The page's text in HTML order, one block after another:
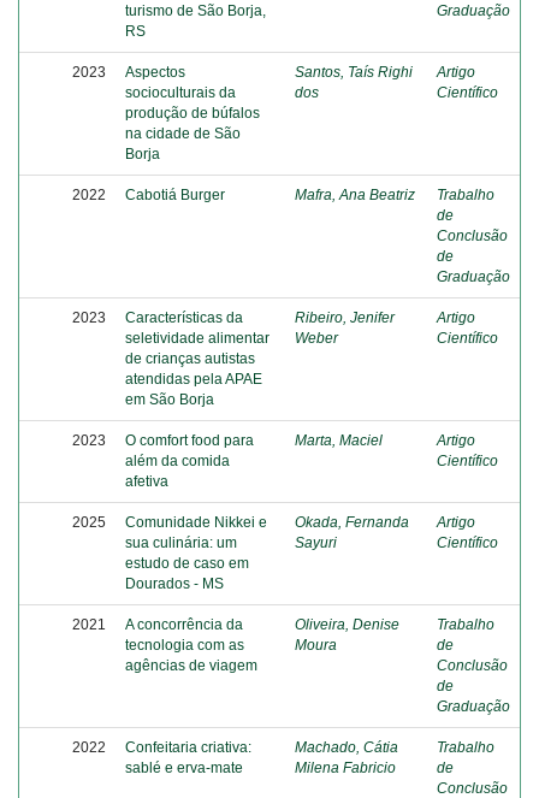
turismo de São Borja,
RS
Graduação
2023
Aspectos
socioculturais da
produção de búfalos
na cidade de São
Borja
Santos, Taís Righi
dos
Artigo
Científico
2022 Cabotiá Burger Mafra, Ana Beatriz
Trabalho
de
Conclusão
de
Graduação
2023
Características da
seletividade alimentar
de crianças autistas
atendidas pela APAE
em São Borja
Ribeiro, Jenifer
Weber
Artigo
Científico
2023
O comfort food para
além da comida
afetiva
Marta, Maciel
Artigo
Científico
2025
Comunidade Nikkei e
sua culinária: um
estudo de caso em
Dourados - MS
Okada, Fernanda
Sayuri
Artigo
Científico
2021
A concorrência da
tecnologia com as
agências de viagem
Oliveira, Denise
Moura
Trabalho
de
Conclusão
de
Graduação
2022
Confeitaria criativa:
sablé e erva-mate
Machado, Cátia
Milena Fabricio
Trabalho
de
Conclusão